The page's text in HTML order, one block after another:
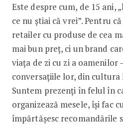
Este despre cum, de 15 ani,
ce nu știai că vrei”. Pentru
retailer cu produse de cea
mai bun preț, ci un brand
viața de zi cu zi a oamenilor
conversațiile lor, din
Suntem prezenți în felul în
organizează mesele, își fac
împărtășesc recomandările